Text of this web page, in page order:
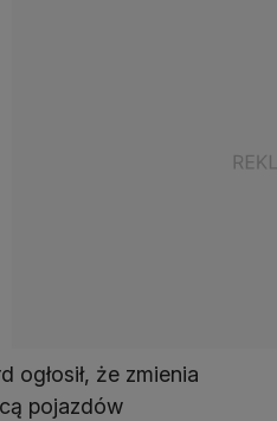
ogłosił, że zmienia
pojazdów